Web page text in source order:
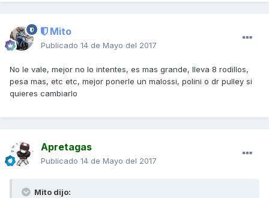
Mito
Publicado 14 de Mayo del 2017
No le vale, mejor no lo intentes, es mas grande, lleva 8 rodillos,
pesa mas, etc etc, mejor ponerle un malossi, polini o dr pulley si
quieres cambiarlo
Apretagas
Publicado 14 de Mayo del 2017
Mito dijo: